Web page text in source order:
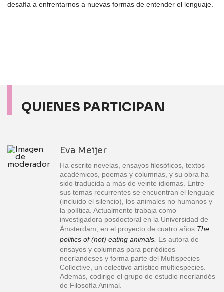
desafía a enfrentarnos a nuevas formas de entender el lenguaje.
QUIENES PARTICIPAN
Eva Meijer
Ha escrito novelas, ensayos filosóficos, textos
académicos, poemas y columnas, y su obra ha
sido traducida a más de veinte idiomas. Entre
sus temas recurrentes se encuentran el lenguaje
(incluido el silencio), los animales no humanos y
la política. Actualmente trabaja como
investigadora posdoctoral en la Universidad de
Ámsterdam, en el proyecto de cuatro años The
politics of (not) eating animals Es autora de
ensayos y columnas para periódicos
neerlandeses y forma parte del Multispecies
Collective, un colectivo artístico multiespecies.
Además, codirige el grupo de estudio neerlandés
de Filosofía Animal.